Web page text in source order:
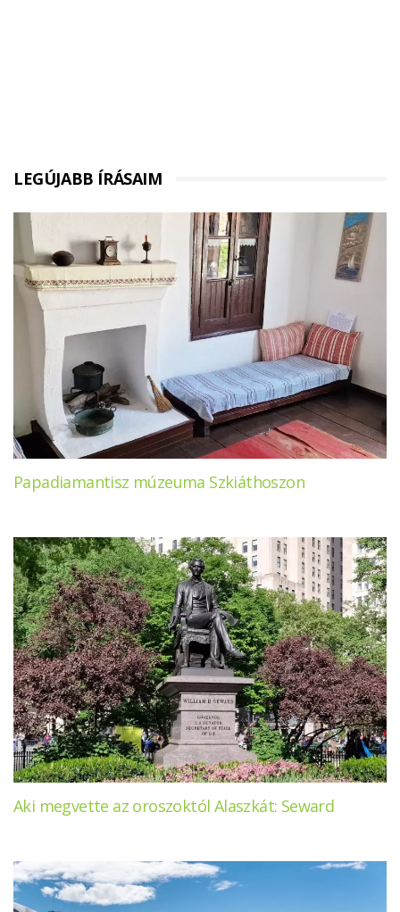
LEGÚJABB ÍRÁSAIM
Papadiamantisz múzeuma Szkiáthoszon
Aki megvette az oroszoktól Alaszkát: Seward